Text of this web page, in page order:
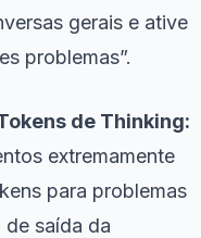
gerais e ative
problemas”.
de Thinking:
extremamente
para problemas
saída da